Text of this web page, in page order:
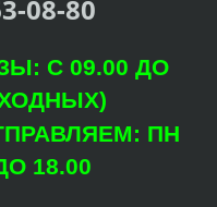
08-80
С 09.00 ДО
ПН
18.00